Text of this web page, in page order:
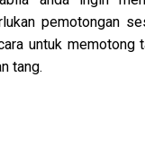
pemotongan
untuk
tang.